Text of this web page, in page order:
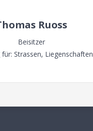
Ruoss
Beisitzer
Strassen, Liegenschaften